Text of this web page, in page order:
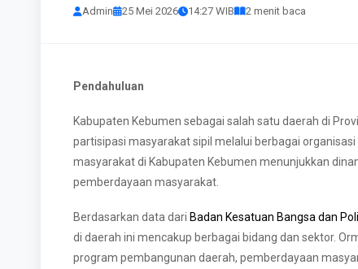
Admin 25 Mei 2026 14:27 WIB 2 menit baca
Pendahuluan
Kabupaten Kebumen sebagai salah satu daerah di
partisipasi masyarakat sipil melalui berbagai
masyarakat di Kabupaten Kebumen menunjukkan
pemberdayaan masyarakat.
Berdasarkan data dari Badan Kesatuan Bangsa dan
di daerah ini mencakup berbagai bidang dan sektor.
program pembangunan daerah, pemberdayaan